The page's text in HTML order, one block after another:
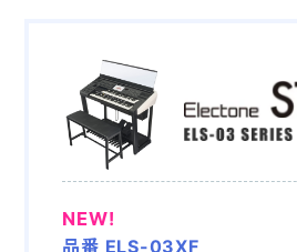
NEW!
品番 ELS-03XF